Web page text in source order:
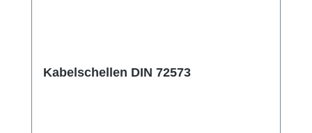
Kabelschellen DIN 72573